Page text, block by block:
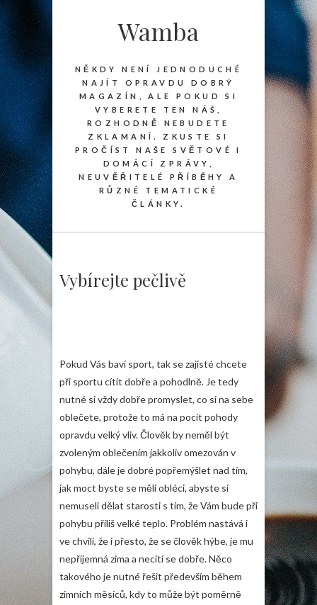
Wamba
NĚKDY NENÍ JEDNODUCHÉ
NAJÍT OPRAVDU DOBRÝ
MAGAZÍN, ALE POKUD SI
VYBERETE TEN NÁŠ,
ROZHODNĚ NEBUDETE
ZKLAMANÍ. ZKUSTE SI
PROČÍST NAŠE SVĚTOVÉ I
DOMÁCÍ ZPRÁVY,
NEUVĚŘITELÉ PŘÍBĚHY A
RŮZNÉ TEMATICKÉ
ČLÁNKY.
Vybírejte pečlivě
Pokud Vás baví sport, tak se zajisté chcete
při sportu cítit dobře a pohodlně. Je tedy
nutné si vždy dobře promyslet, co si na sebe
oblečete, protože to má na pocit pohody
opravdu velký vliv. Člověk by neměl být
zvoleným oblečením jakkoliv omezován v
pohybu, dále je dobré popřemýšlet nad tím,
jak moct byste se měli obléci, abyste si
nemuseli dělat starosti s tím, že Vám bude při
pohybu příliš velké teplo. Problém nastává i
ve chvíli, že i přesto, že se člověk hýbe, je mu
nepříjemná zima a necítí se dobře. Něco
takového je nutné řešit především během
zimních měsíců, kdy to může být poměrně